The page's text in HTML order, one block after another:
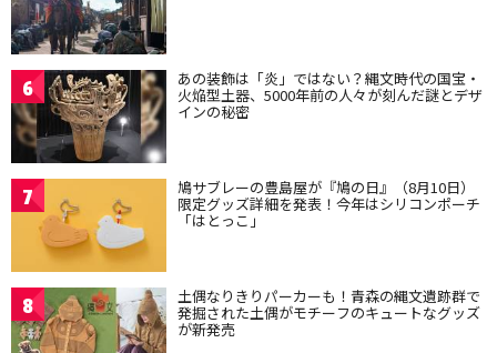
6 あの装飾は「炎」ではない？縄文時代の国宝・
火焔型土器、5000年前の人々が刻んだ謎とデザ
インの秘密
7 鳩サブレーの豊島屋が『鳩の日』（8月10日）
限定グッズ詳細を発表！今年はシリコンポーチ
「はとっこ」
8 土偶なりきりパーカーも！青森の縄文遺跡群で
発掘された土偶がモチーフのキュートなグッズ
が新発売